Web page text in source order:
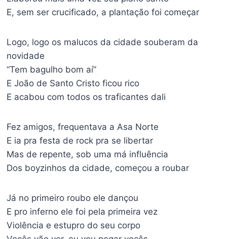
E, sem ser crucificado, a plantação foi começar
Logo, logo os malucos da cidade souberam da
novidade
“Tem bagulho bom aí”
E João de Santo Cristo ficou rico
E acabou com todos os traficantes dali
Fez amigos, frequentava a Asa Norte
E ia pra festa de rock pra se libertar
Mas de repente, sob uma má influência
Dos boyzinhos da cidade, começou a roubar
Já no primeiro roubo ele dançou
E pro inferno ele foi pela primeira vez
Violência e estupro do seu corpo